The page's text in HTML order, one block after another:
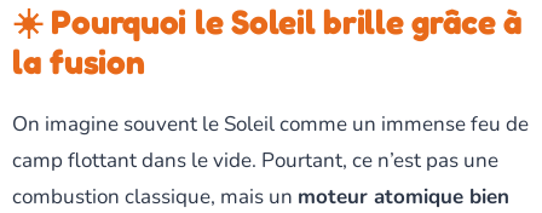
☀️ Pourquoi le Soleil brille grâce à
la fusion
On imagine souvent le Soleil comme un immense feu de
camp flottant dans le vide. Pourtant, ce n’est pas une
combustion classique, mais un moteur atomique bien